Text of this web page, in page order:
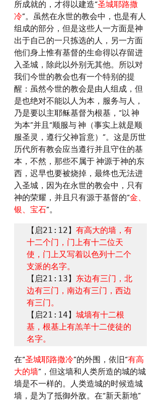
所成就的，才得以建造“圣城耶路撒
冷”。虽然在永世的教会中，也是有人
组成的部分，但是这些人一方面是神
出于自己的一只拣选的人，另一方面
他们身上惟有基督的生命得以存留进
入圣城，除此以外别无其他。所以对
我们今世的教会也有一个特别的提
醒：虽然今世的教会是由人组成，但
是也绝对不能以人为本，服务与人，
乃是要以主耶稣基督为根基，“以 神
为本”并且“顺服与 神（事实上就是顺
服圣灵，遵行父神旨意）”。这是历世
历代所有教会应当遵行并且守住的基
本，不然，那些不属于 神源于神的东
西，迟早也要被烧掉，最终也无法进
入圣城，因为在永世的教会中，只有
神的荣耀，并且只有源于基督的“金、
银、宝石”。
【启21:12】 有高大的墙，有
十二个门，门上有十二位天
使，门上又写着以色列十二个
支派的名字。
【启21:13】 东边有三门，北
边有三门，南边有三门，西边
有三门。
【启21:14】 城墙有十二根
基，根基上有羔羊十二使徒的
名字。
在“圣城耶路撒冷”的外围，依旧“有高
大的墙”，但这墙和人类所造的城的城
墙是不一样的。人类造城的时候造城
墙，是为了抵御外敌。在“新天新地”